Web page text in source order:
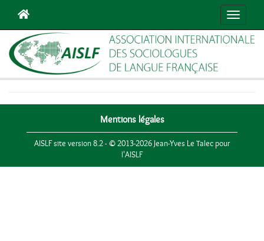
Mentions légales
AISLF site version 8.2 - © 2013-2026 Jean-Yves Le Talec pour
l'AISLF